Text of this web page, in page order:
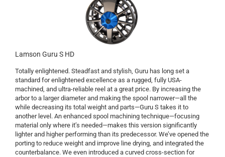
Lamson Guru S HD
Totally enlightened. Steadfast and stylish, Guru has long set a
standard for enlightened excellence as a rugged, fully USA-
machined, and ultra-reliable reel at a great price. By increasing the
arbor to a larger diameter and making the spool narrower—all the
while decreasing its total weight and parts—Guru S takes it to
another level. An enhanced spool machining technique—focusing
material only where it’s needed—makes this version significantly
lighter and higher performing than its predecessor. We’ve opened the
porting to reduce weight and improve line drying, and integrated the
counterbalance. We even introduced a curved cross-section for